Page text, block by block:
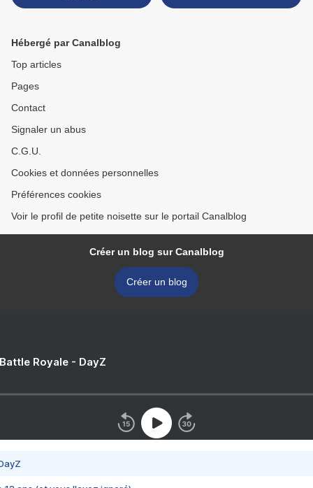
Hébergé par Canalblog
Top articles
Pages
Contact
Signaler un abus
C.G.U.
Cookies et données personnelles
Préférences cookies
Voir le profil de petite noisette sur le portail Canalblog
Créer un blog sur Canalblog
Créer un blog
Royale - DayZ